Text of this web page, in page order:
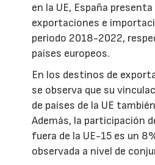
en la UE, España
exportaciones e
periodo 2018-2022,
países europeos.
En los destinos de
se observa que su
de países de la UE
Además, la participación
fuera de la UE-15 es un
observada a nivel de